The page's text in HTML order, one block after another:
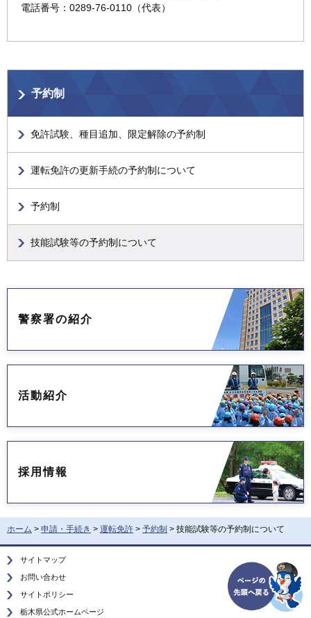
電話番号：0289-76-0110（代表）
予約制
免許試験、種目追加、限定解除の予約制
運転免許の更新手続の予約制について
予約制
技能試験等の予約制について
警察署の紹介
活動紹介
採用情報
ホーム > 申請・手続き > 運転免許 > 予約制 > 技能試験等の予約制について
サイトマップ
お問い合わせ
サイトポリシー
栃木県公式ホームページ